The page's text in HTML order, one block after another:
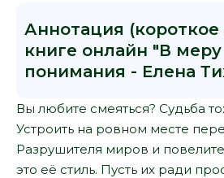
Аннотация (короткое
книге онлайн "В меру
понимания - Елена
Вы любите смеяться? Судьба
Устроить на ровном месте
Разрушителя миров и
это её стиль. Пусть их ради